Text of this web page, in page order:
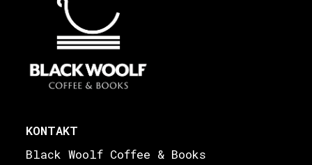
KONTAKT
Black Woolf Coffee & Books